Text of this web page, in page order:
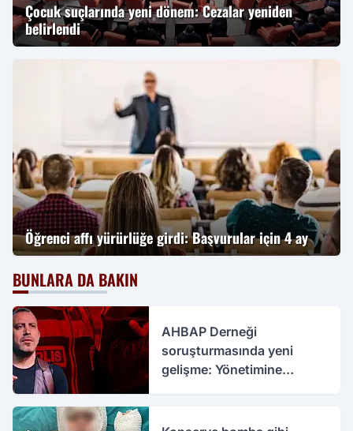
Çocuk suçlarında yeni dönem: Cezalar yeniden
belirlendi
Öğrenci affı yürürlüğe girdi: Başvurular için 4 ay
BUNLARA DA BAKIN
AHBAP Derneği
soruşturmasında yeni
gelişme: Yönetimine